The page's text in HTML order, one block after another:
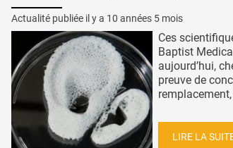
Actualité publiée il y a 10 années 5 mois
Ces
Baptist
aujourd’hui,
preuve de
LIRE LA